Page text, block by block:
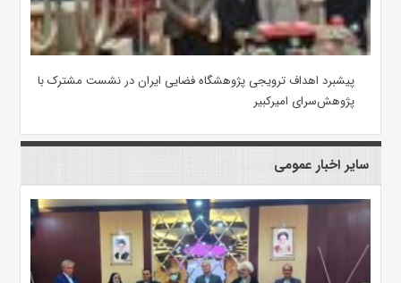
پیشبرد اهداف ترویجی پژوهشگاه فضایی ایران در نشست مشترک با
پژوهش‌سرای امیرکبیر
سایر اخبار عمومی